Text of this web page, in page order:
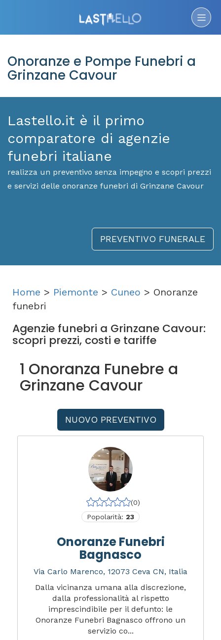
Onoranze e Pompe Funebri a
Grinzane Cavour
Lastello.it è il primo
comparatore di agenzie
funebri italiane
realizza un preventivo senza impegno e scopri prezzi
e servizi delle onoranze funebri di Grinzane Cavour
PREVENTIVO FUNERALE
Home > Piemonte > Cuneo > Onoranze
funebri
Agenzie funebri a Grinzane Cavour:
scopri prezzi, costi e tariffe
1 Onoranza Funebre a
Grinzane Cavour
NUOVO PREVENTIVO
(0)
Popolarità: 23
Onoranze Funebri
Bagnasco
Via Carlo Marenco, 12073 Ceva CN, Italia
Dalla vicinanza umana alla discrezione,
dalla professionalità al rispetto
imprescindibile per il defunto: le
Onoranze Funebri Bagnasco offrono un
servizio co...